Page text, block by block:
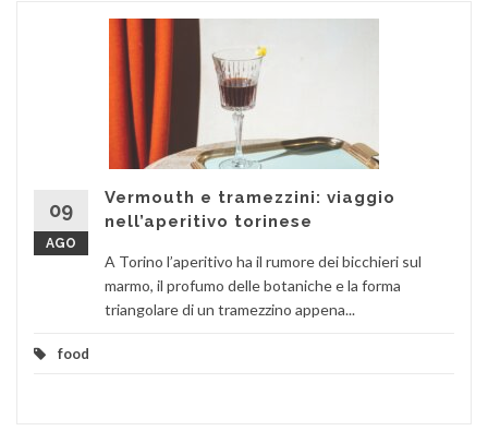
09
AGO
Vermouth e tramezzini: viaggio
nell’aperitivo torinese
A Torino l’aperitivo ha il rumore dei bicchieri sul
marmo, il profumo delle botaniche e la forma
triangolare di un tramezzino appena...
food